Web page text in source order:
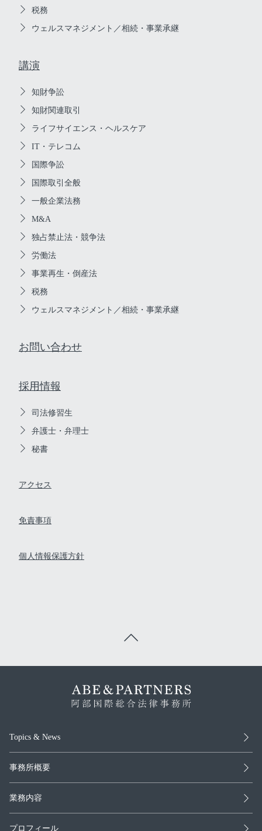
税務
ウェルスマネジメント／相続・事業承継
講演
知財争訟
知財関連取引
ライフサイエンス・ヘルスケア
IT・テレコム
国際争訟
国際取引全般
一般企業法務
M&A
独占禁止法・競争法
労働法
事業再生・倒産法
税務
ウェルスマネジメント／相続・事業承継
お問い合わせ
採用情報
司法修習生
弁護士・弁理士
秘書
アクセス
免責事項
個人情報保護方針
Topics & News
事務所概要
業務内容
プロフィール